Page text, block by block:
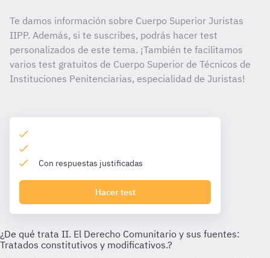
Te damos información sobre Cuerpo Superior Juristas
IIPP. Además, si te suscribes, podrás hacer test
personalizados de este tema. ¡También te facilitamos
varios test gratuitos de Cuerpo Superior de Técnicos de
Instituciones Penitenciarias, especialidad de Juristas!
Con respuestas justificadas
Hacer test